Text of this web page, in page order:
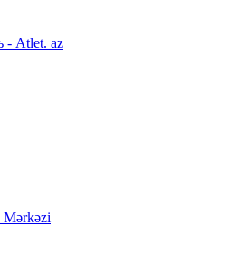
- Atlet. az
Mərkəzi